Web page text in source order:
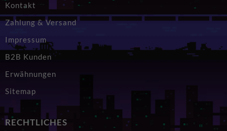
Kontakt
Zahlung & Versand
Impressum
B2B Kunden
Erwähnungen
Sitemap
RECHTLICHES